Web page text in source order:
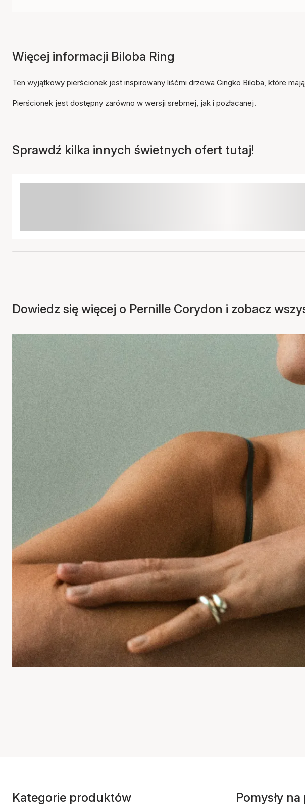
Więcej informacji Biloba Ring
Ten wyjątkowy pierścionek jest inspirowany liśćmi drzewa Gingko Biloba, które
Pierścionek jest dostępny zarówno w wersji srebrnej, jak i pozłacanej.
Sprawdź kilka innych świetnych ofert tutaj!
Dowiedz się więcej o Pernille Corydon i zobacz
Kategorie produktów Pomysły